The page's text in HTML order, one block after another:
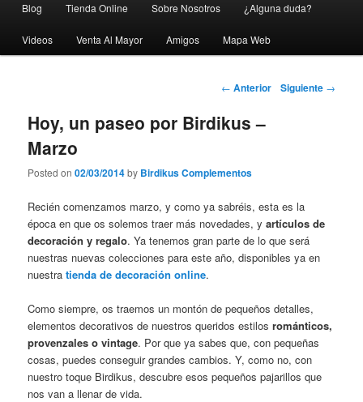
Ir al contenido principal
Ir al contenido secundario
Blog Tienda Online Sobre Nosotros ¿Alguna duda?
Videos Venta Al Mayor Amigos Mapa Web
Navegador de artículos
← Anterior Siguiente →
Hoy, un paseo por Birdikus –
Marzo
Posted on02/03/2014by Birdikus Complementos
Recién comenzamos marzo, y como ya sabréis, esta es la
época en que os solemos traer más novedades, yartículos de
decoración y regalo. Ya tenemos gran parte de lo que será
nuestras nuevas colecciones para este año, disponibles ya en
nuestratienda de decoración online.
Como siempre, os traemos un montón de pequeños detalles,
elementos decorativos de nuestros queridos estilosrománticos,
provenzales o vintage. Por que ya sabes que, con pequeñas
cosas, puedes conseguir grandes cambios. Y, como no, con
nuestro toque Birdikus, descubre esos pequeños pajarillos que
nos van a llenar de vida.